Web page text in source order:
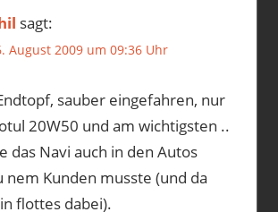
sagt:
August 2009 um 09:36 Uhr
sauber eingefahren, nur
20W50 und am wichtigsten ..
das Navi auch in den Autos
nem Kunden musste (und da
flottes dabei).